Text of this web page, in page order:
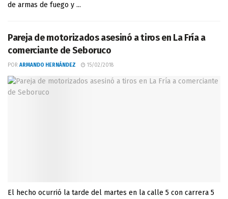
de armas de fuego y ...
Pareja de motorizados asesinó a tiros en La Fría a
comerciante de Seboruco
POR ARMANDO HERNÁNDEZ 15/02/2018
El hecho ocurrió la tarde del martes en la calle 5 con carrera 5